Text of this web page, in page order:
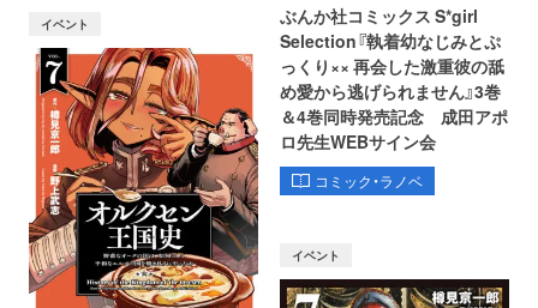
ぶんか社コミックス S*girl
Selection『執着幼なじみとぷ
っくり×× 再会した激重彼の舐
め愛から逃げられません』3巻
＆4巻同時発売記念 成田アポ
ロ先生WEBサイン会
コミック・ラノベ
イベント
イベント